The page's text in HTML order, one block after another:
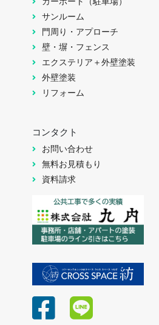
サンルーム
門周り・アプローチ
壁・塀・フェンス
エクステリア＋外壁塗装
外壁塗装
リフォーム
コンタクト
お問い合わせ
無料お見積もり
資料請求